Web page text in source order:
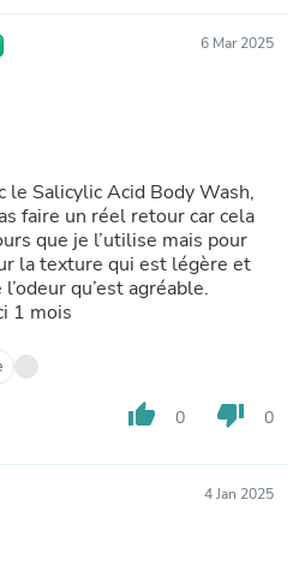
6 Mar 2025
le Salicylic Acid Body Wash,
faire un réel retour car cela
que je l’utilise mais pour
la texture qui est légère et
qu’est agréable.
1 mois
thumb_up 0 thumb_down 0
4 Jan 2025